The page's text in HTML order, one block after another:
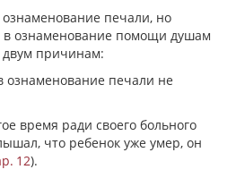
печали, но
в ознаменование помощи душам
причинам:
ознаменование печали не
время ради своего больного
что ребенок уже умер, он
12).